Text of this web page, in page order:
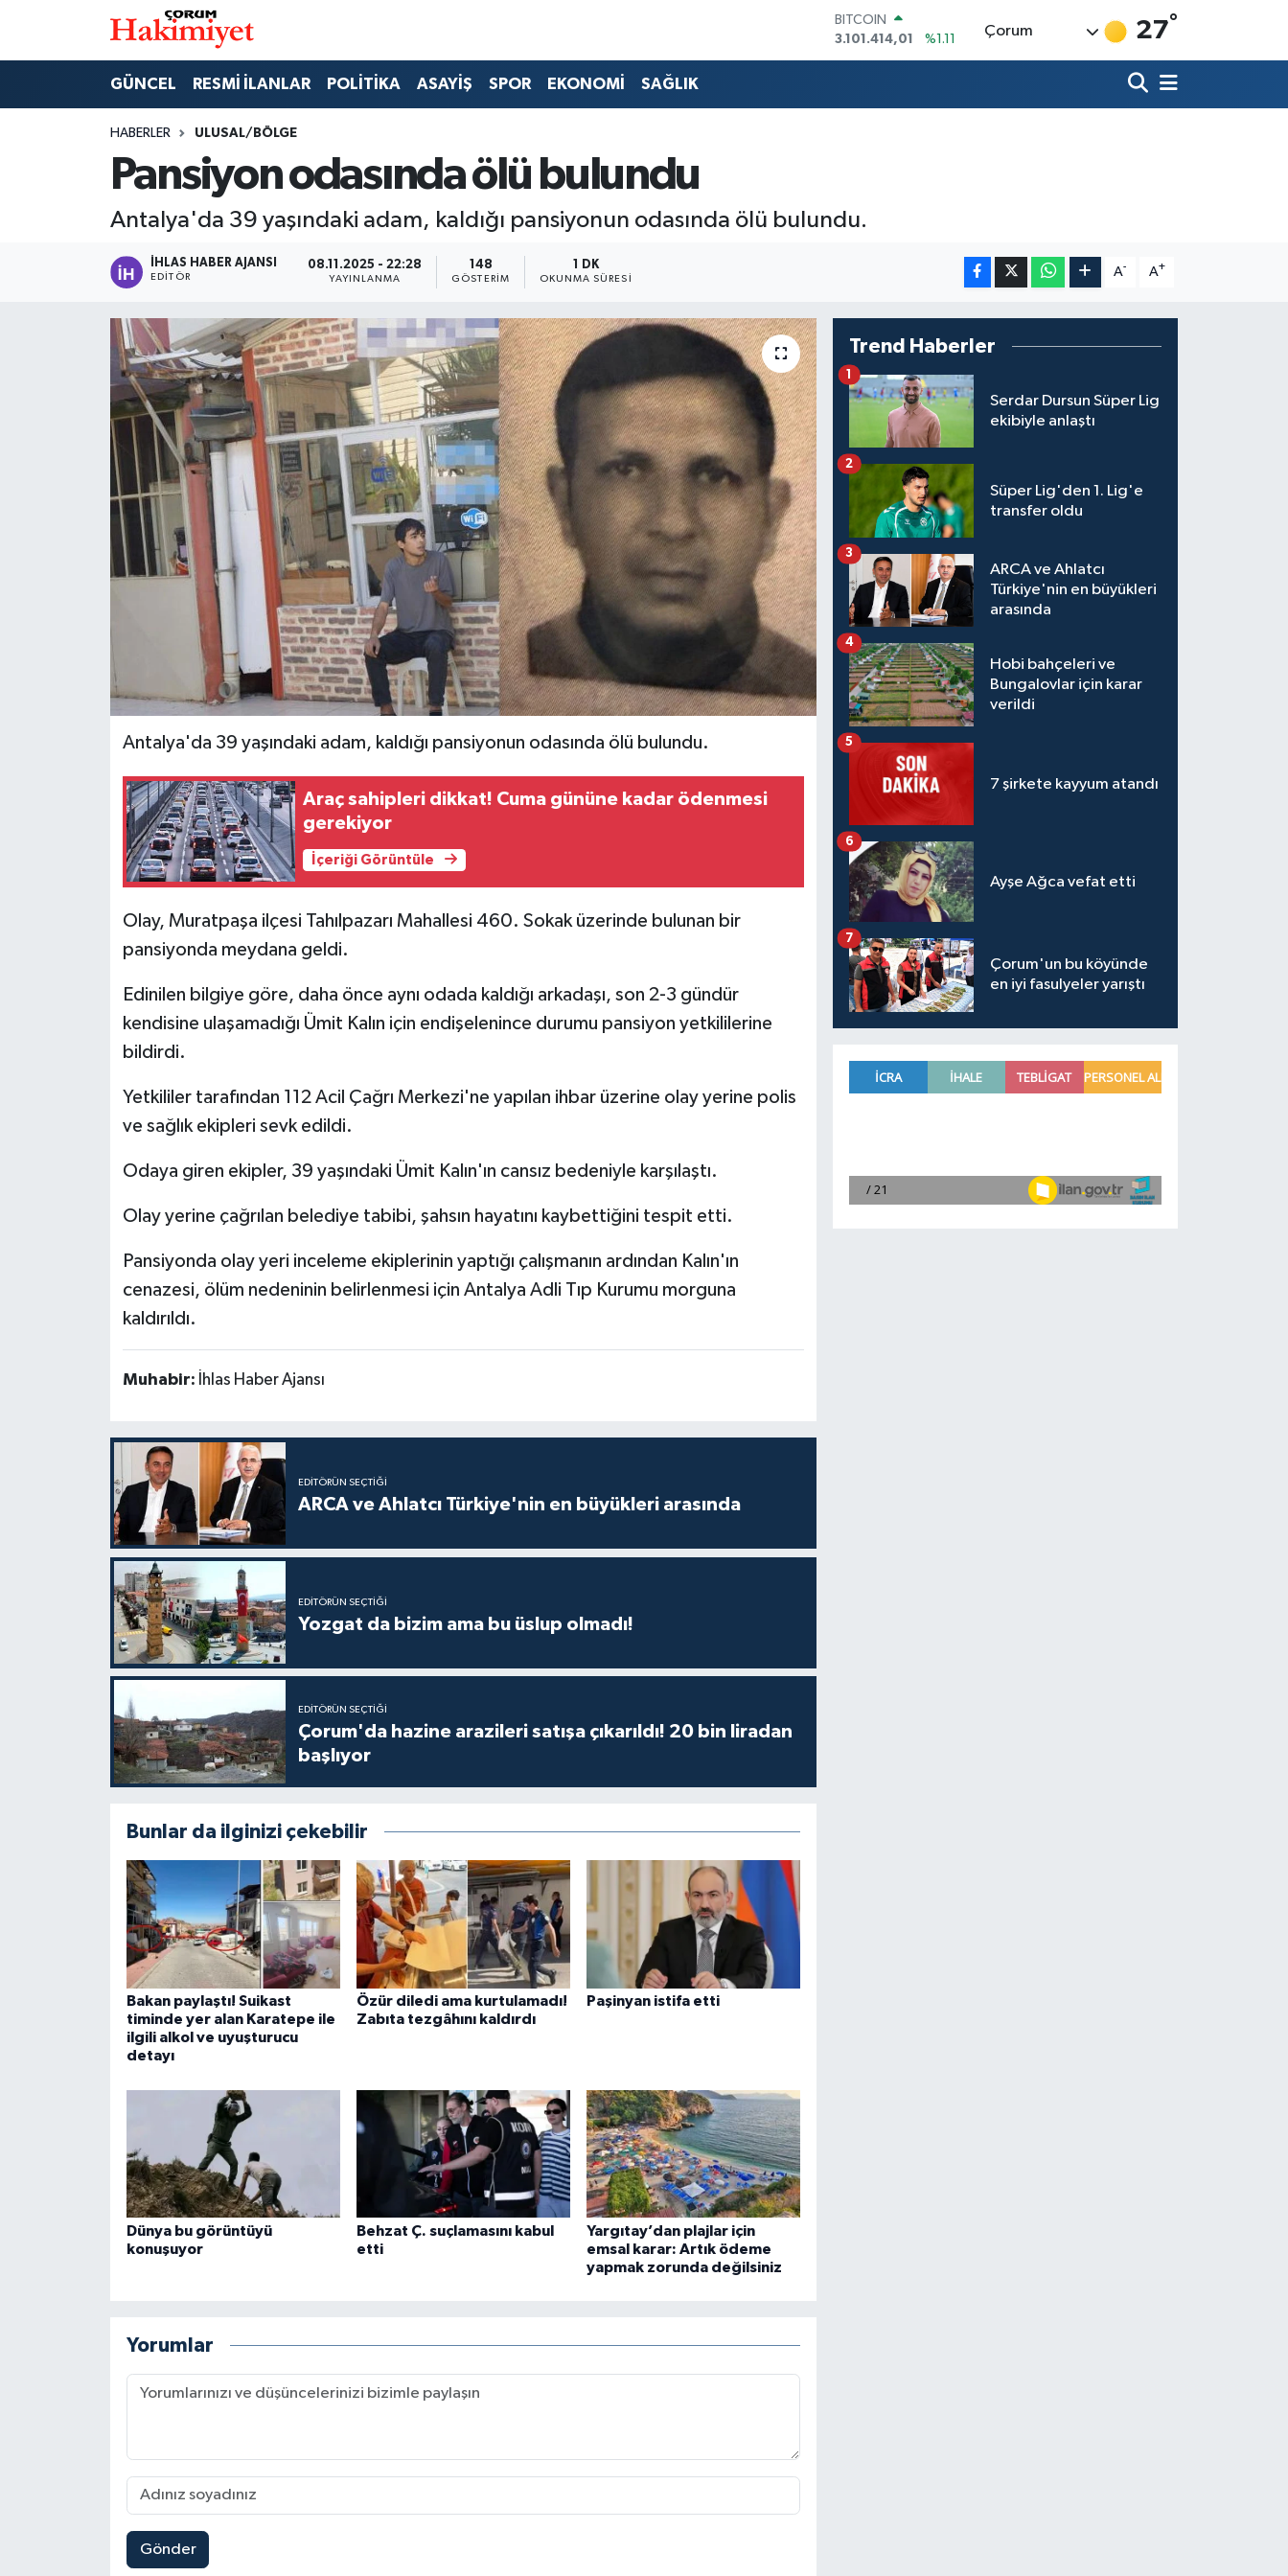
BITCOIN
3.101.414,01
%1.11
DOLAR
BİST100
13.779
Çorum 27°
GÜNCEL RESMİ İLANLAR POLİTİKA ASAYİŞ SPOR EKONOMİ SAĞLIK
HABERLER ULUSAL/BÖLGE
Pansiyon odasında ölü bulundu
Antalya'da 39 yaşındaki adam, kaldığı pansiyonun odasında ölü bulundu.
İHLAS HABER AJANSI
EDITÖR
08.11.2025 - 22:28
YAYINLANMA
148
GÖSTERIM
1 DK
OKUNMA SÜRESI
A- A+
Antalya'da 39 yaşındaki adam, kaldığı pansiyonun odasında ölü bulundu.
Araç sahipleri dikkat! Cuma gününe kadar ödenmesi
gerekiyor
İçeriği Görüntüle
Olay, Muratpaşa ilçesi Tahılpazarı Mahallesi 460. Sokak üzerinde bulunan bir
pansiyonda meydana geldi.
Edinilen bilgiye göre, daha önce aynı odada kaldığı arkadaşı, son 2-3 gündür
kendisine ulaşamadığı Ümit Kalın için endişelenince durumu pansiyon yetkililerine
bildirdi.
Yetkililer tarafından 112 Acil Çağrı Merkezi'ne yapılan ihbar üzerine olay yerine polis
ve sağlık ekipleri sevk edildi.
Odaya giren ekipler, 39 yaşındaki Ümit Kalın'ın cansız bedeniyle karşılaştı.
Olay yerine çağrılan belediye tabibi, şahsın hayatını kaybettiğini tespit etti.
Pansiyonda olay yeri inceleme ekiplerinin yaptığı çalışmanın ardından Kalın'ın
cenazesi, ölüm nedeninin belirlenmesi için Antalya Adli Tıp Kurumu morguna
kaldırıldı.
Muhabir: İhlas Haber Ajansı
EDITÖRÜN SEÇTIĞI
ARCA ve Ahlatcı Türkiye'nin en büyükleri arasında
EDITÖRÜN SEÇTIĞI
Yozgat da bizim ama bu üslup olmadı!
EDITÖRÜN SEÇTIĞI
Çorum'da hazine arazileri satışa çıkarıldı! 20 bin liradan
başlıyor
Bunlar da ilginizi çekebilir
Bakan paylaştı! Suikast
timinde yer alan Karatepe ile
ilgili alkol ve uyuşturucu
detayı
Özür diledi ama kurtulamadı!
Zabıta tezgâhını kaldırdı
Paşinyan istifa etti
Dünya bu görüntüyü
konuşuyor
Behzat Ç. suçlamasını kabul
etti
Yargıtay’dan plajlar için
emsal karar: Artık ödeme
yapmak zorunda değilsiniz
Yorumlar
Gönder
Trend Haberler
Serdar Dursun Süper Lig
ekibiyle anlaştı
1
Süper Lig'den 1. Lig'e
transfer oldu
2
ARCA ve Ahlatcı
Türkiye'nin en büyükleri
arasında
3
Hobi bahçeleri ve
Bungalovlar için karar
verildi
4
7 şirkete kayyum atandı
5
Ayşe Ağca vefat etti
6
Çorum'un bu köyünde
en iyi fasulyeler yarıştı
7
EKONOMİ
GÜNCEL
İLÇELER
OTOPARK
TEKNOLOJİ
Nöbetçi Eczaneler
Çorum Namaz Vakitleri
Trafik Durumu
Süper Lig Puan Durumu ve Fikstür
Tüm Manşetler
Son Dakika Haberleri
Haber Arşivi